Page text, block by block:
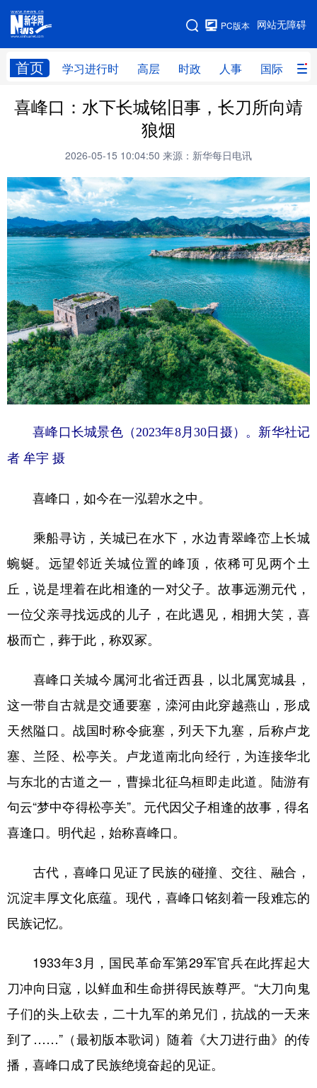
网站无障碍
PC版本
首页 学习进行时 高层 时政 人事 国际 财
网站地图
学习进行时 高层 时政 人事
科技 科创 量子 体育
文化 书画 健康 军事
访谈 视频 图片 政务
法律 中央文件 金融 汽车
食品 人居 信息化 数字经济
学术中国 乡村振兴 银龄 溯源中国
城市 旅游 能源 会展
彩票 娱乐 时尚 悦读
公益 一带一路 亚太网 上市公司
文化产业
北京 河北
浙江 安徽 福建 江西
山东 河南
陕西 甘肃 青海 宁夏
新疆 内蒙古 黑龙江
多语种频道
English Español
Русский язык 日本語 한국어
Deutsch Português
喜峰口：水下长城铭旧事，长刀所向靖
狼烟
2026-05-15 10:04:50 来源：新华每日电讯
喜峰口长城景色（2023年8月30日摄）。新华社记
者 牟宇 摄
喜峰口，如今在一泓碧水之中。
乘船寻访，关城已在水下，水边青翠峰峦上长城
蜿蜒。远望邻近关城位置的峰顶，依稀可见两个土
丘，说是埋着在此相逢的一对父子。故事远溯元代，
一位父亲寻找远戍的儿子，在此遇见，相拥大笑，喜
极而亡，葬于此，称双冢。
喜峰口关城今属河北省迁西县，以北属宽城县，
这一带自古就是交通要塞，滦河由此穿越燕山，形成
天然隘口。战国时称令疵塞，列天下九塞，后称卢龙
塞、兰陉、松亭关。卢龙道南北向经行，为连接华北
与东北的古道之一，曹操北征乌桓即走此道。陆游有
句云“梦中夺得松亭关”。元代因父子相逢的故事，得名
喜逢口。明代起，始称喜峰口。
古代，喜峰口见证了民族的碰撞、交往、融合，
沉淀丰厚文化底蕴。现代，喜峰口铭刻着一段难忘的
民族记忆。
1933年3月，国民革命军第29军官兵在此挥起大
刀冲向日寇，以鲜血和生命拼得民族尊严。“大刀向鬼
子们的头上砍去，二十九军的弟兄们，抗战的一天来
到了……”（最初版本歌词）随着《大刀进行曲》的传
播，喜峰口成了民族绝境奋起的见证。